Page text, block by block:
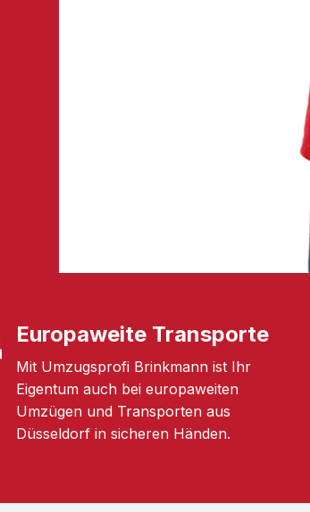
Europaweite Transporte
Mit Umzugsprofi Brinkmann ist Ihr
Eigentum auch bei europaweiten
Umzügen und Transporten aus
Düsseldorf in sicheren Händen.